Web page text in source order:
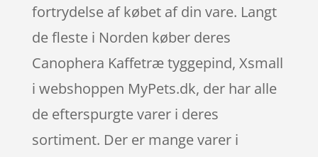
fortrydelse af købet af din vare. Langt
de fleste i Norden køber deres
Canophera Kaffetræ tyggepind, Xsmall
i webshoppen MyPets.dk, der har alle
de efterspurgte varer i deres
sortiment. Der er mange varer i